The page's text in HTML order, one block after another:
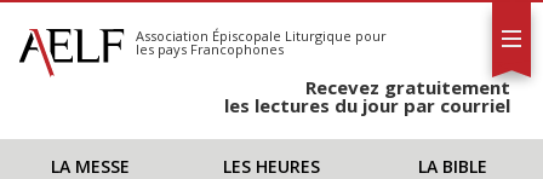
S'abonner
Calendrier
Association Épiscopale Liturgique pour
les pays Francophones
Recevez gratuitement
les lectures du jour par courriel
LA MESSE LES HEURES LA BIBLE